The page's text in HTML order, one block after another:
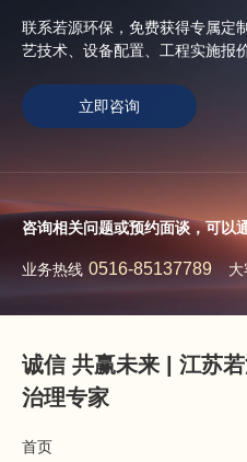
联系若源环保，免费获得专属定
艺技术、设备配置、工程实施报
立即咨询
咨询相关问题或预约面谈，可以
业务热线 0516-85137789
诚信 共赢未来 | 江苏
治理专家
首页